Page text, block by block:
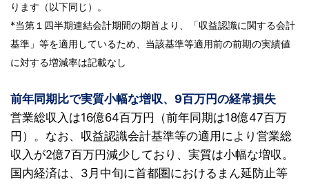
ります（以下同じ）。
*当第１四半期連結会計期間の期首より、「収益認識に関する会計
基準」等を適用しているため、当該基準等適用前の前期の実績値
に対する増減率は記載なし
前年同期比で実質小幅な増収、9百万円の経常損失
営業総収入は16億64百万円（前年同期は18億47百万
円）。なお、収益認識会計基準等の適用により営業総
収入が2億7百万円減少しており、実質は小幅な増収。
国内経済は、3月中旬に首都圏におけるまん延防止等